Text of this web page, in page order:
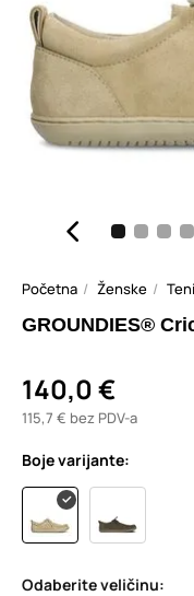
Početna Ženske
GROUNDIES®
140,0 €
115,7 € bez PDV-a
Boje varijante:
Odaberite veličinu: